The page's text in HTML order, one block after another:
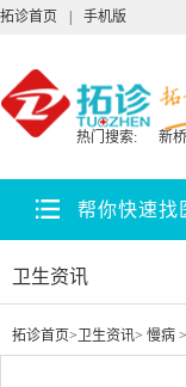
拓诊首页 手机版
热门搜索: 新
帮你快速找
卫生资讯
拓诊首页> 卫生资讯> 慢病